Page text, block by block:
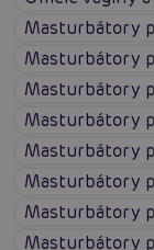
Masturbátory
Masturbátory
Masturbátory
Masturbátory
Masturbátory
Masturbátory
Masturbátory
Masturbátory